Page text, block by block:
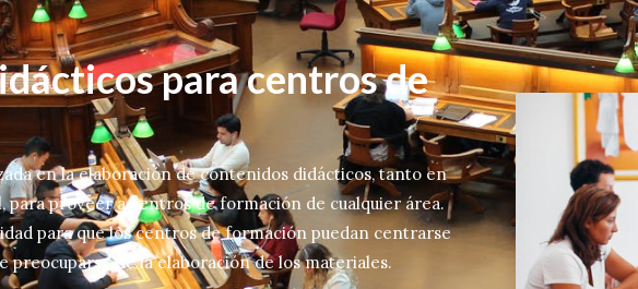
para centros de
en la elaboración de contenidos didácticos, tanto en
proveer a centros de formación de cualquier área.
para que los centros de formación puedan centrarse
preocuparse de la elaboración de los materiales.